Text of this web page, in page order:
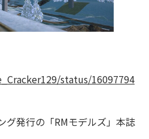
status/16097794
グ発行の「RMモデルズ」本誌